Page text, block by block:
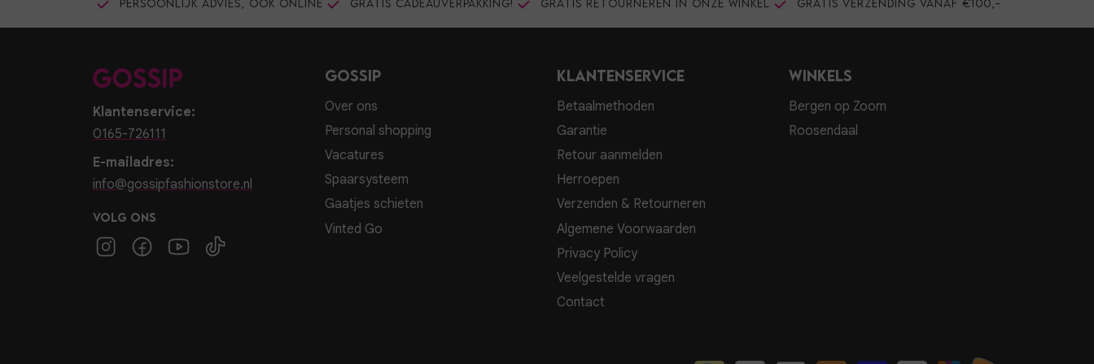
Persoonlijk advies, ook online Gratis cadeauverpakking! Gratis retourneren in onze winkel Gratis verzending vanaf €100,-
Klantenservice:
0165-726111
E-mailadres:
info@gossipfashionstore.nl
Volg ons
Gossip
Over ons
Personal shopping
Vacatures
Spaarsysteem
Gaatjes schieten
Vinted Go
Klantenservice
Betaalmethoden
Garantie
Retour aanmelden
Herroepen
Verzenden & Retourneren
Algemene Voorwaarden
Privacy Policy
Veelgestelde vragen
Contact
Winkels
Bergen op Zoom
Roosendaal